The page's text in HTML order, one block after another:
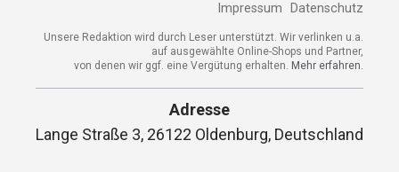
Impressum Datenschutz
Unsere Redaktion wird durch Leser unterstützt. Wir verlinken u.a.
auf ausgewählte Online-Shops und Partner,
von denen wir ggf. eine Vergütung erhalten. Mehr erfahren.
Adresse
Lange Straße 3, 26122 Oldenburg, Deutschland